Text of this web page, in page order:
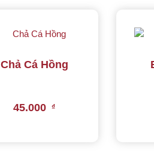
Chả Cá Hồng
45.000 ₫